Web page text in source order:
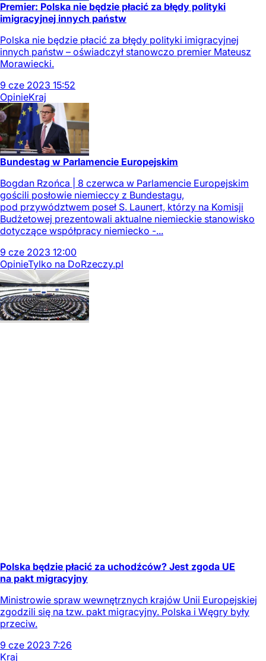
Premier: Polska nie będzie płacić za błędy polityki
imigracyjnej innych państw
Polska nie będzie płacić za błędy polityki imigracyjnej
innych państw – oświadczył stanowczo premier Mateusz
Morawiecki.
9 cze 2023 15:52
OpinieKraj
Bundestag w Parlamencie Europejskim
Bogdan Rzońca | 8 czerwca w Parlamencie Europejskim
gościli posłowie niemieccy z Bundestagu,
pod przywództwem poseł S. Launert, którzy na Komisji
Budżetowej prezentowali aktualne niemieckie stanowisko
dotyczące współpracy niemiecko -...
9 cze 2023 12:00
OpinieTylko na DoRzeczy.pl
Polska będzie płacić za uchodźców? Jest zgoda UE
na pakt migracyjny
Ministrowie spraw wewnętrznych krajów Unii Europejskiej
zgodzili się na tzw. pakt migracyjny. Polska i Węgry były
przeciw.
9 cze 2023 7:26
Kraj